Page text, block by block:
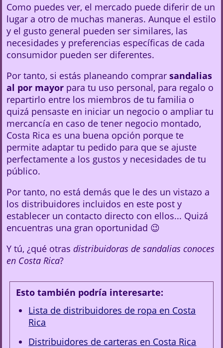
Como puedes ver, el mercado puede diferir de un
lugar a otro de muchas maneras. Aunque el estilo
y el gusto general pueden ser similares, las
necesidades y preferencias específicas de cada
consumidor pueden ser diferentes.
Por tanto, si estás planeando comprarsandalias
al por mayor para tu uso personal, para regalo o
repartirlo entre los miembros de tu familia o
quizá pensaste en iniciar un negocio o ampliar tu
mercancía en caso de tener negocio montado,
Costa Rica es una buena opción porque te
permite adaptar tu pedido para que se ajuste
perfectamente a los gustos y necesidades de tu
público.
Por tanto, no está demás que le des un vistazo a
los distribuidores incluidos en este post y
establecer un contacto directo con ellos... Quizá
encuentras una gran oportunidad 😉
Y tú, ¿qué otrasdistribuidoras de sandalias conoces
en Costa Rica?
Esto también podría interesarte:
Lista de distribuidores de ropa en Costa
Rica
Distribuidores de carteras en Costa Rica